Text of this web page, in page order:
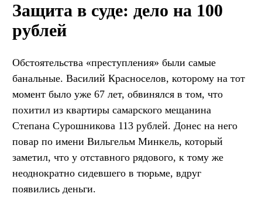
Защита в суде: дело на 100
рублей
Обстоятельства «преступления» были самые
банальные. Василий Красноселов, которому на тот
момент было уже 67 лет, обвинялся в том, что
похитил из квартиры самарского мещанина
Степана Сурошникова 113 рублей. Донес на него
повар по имени Вильгельм Минкель, который
заметил, что у отставного рядового, к тому же
неоднократно сидевшего в тюрьме, вдруг
появились деньги.